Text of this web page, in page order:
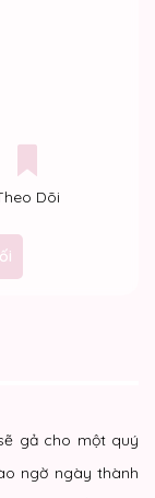
Dõi
gả cho một quý
ngờ ngày thành